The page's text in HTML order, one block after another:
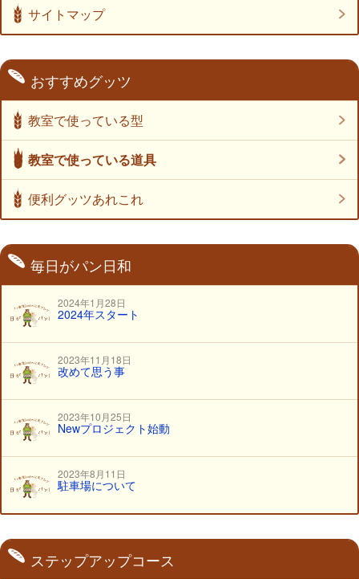
サイトマップ
おすすめグッツ
教室で使っている型
教室で使っている道具
便利グッツあれこれ
パンウォーマー
毎日がパン日和
2024年1月28日
2024年スタート
2023年11月18日
改めて思う事
2023年10月25日
Newプロジェクト始動
2023年8月11日
駐車場について
ステップアップコース